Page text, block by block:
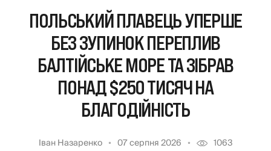
ПОЛЬСЬКИЙ ПЛАВЕЦЬ УПЕРШЕ
БЕЗ ЗУПИНОК ПЕРЕПЛИВ
БАЛТІЙСЬКЕ МОРЕ ТА ЗІБРАВ
ПОНАД $250 ТИСЯЧ НА
БЛАГОДІЙНІСТЬ
Іван Назаренко 07 серпня 2026 1063